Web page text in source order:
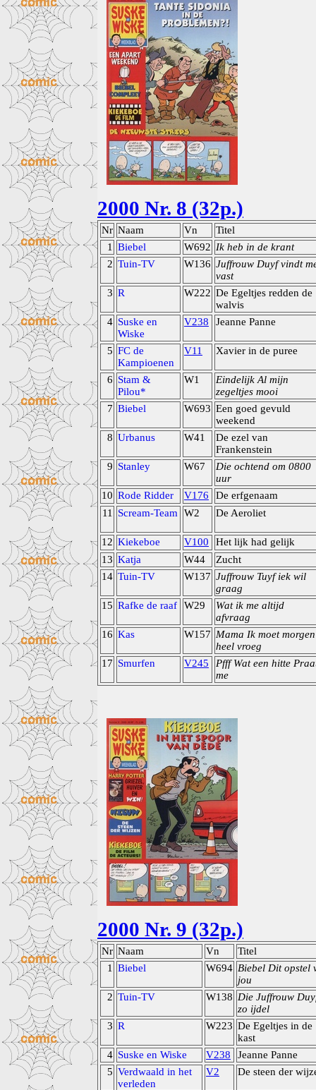
2000 Nr. 8 (32p.)
Nr Naam Vn
Titel
1
Biebel W692 Ik heb in de krant
2 Tuin-TV W136 Juffrouw Duyf vindt
vast
3 R W222 De Egeltjes redden de
walvis
4 Suske en
Wiske
V238 Jeanne Panne
5 FC de
Kampioenen
V11 Xavier in de puree
6 Stam &
Pilou*
W1
Eindelijk Al mijn
zegeltjes mooi
7 Biebel W693 Een goed gevuld
weekend
8 Urbanus W41
De ezel van
Frankenstein
9 Stanley W67
Die ochtend om 0800
uur
10 Rode Ridder V176
De erfgenaam
11
Scream-Team W2 De Aeroliet
12 Kiekeboe V100
Het lijk had gelijk
13 Katja W44
Zucht
14 Tuin-TV W137 Juffrouw Tuyf iek wil
graag
15 Rafke de raaf W29
Wat ik me altijd
afvraag
16 Kas W157 Mama Ik moet morgen
heel vroeg
17 Smurfen V245
Pfff Wat een hitte
me
2000 Nr. 9 (32p.)
Nr Naam Vn
Titel
1
Biebel W694 Biebel Dit opstel
jou
2 Tuin-TV W138 Die Juffrouw
zo ijdel
3 R W223 De Egeltjes in de
kast
4 Suske en Wiske V238
Jeanne Panne
5 Verdwaald in het
verleden
V2 De steen der